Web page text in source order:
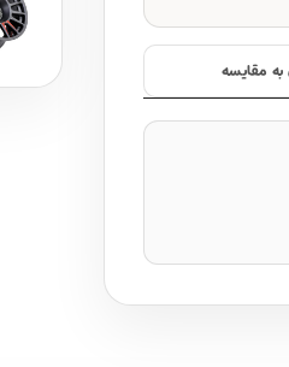
به مقایسه